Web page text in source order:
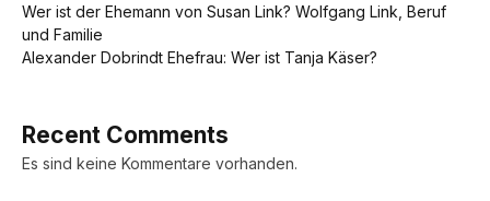
Wer ist der Ehemann von Susan Link? Wolfgang Link, Beruf
und Familie
Alexander Dobrindt Ehefrau: Wer ist Tanja Käser?
Recent Comments
Es sind keine Kommentare vorhanden.